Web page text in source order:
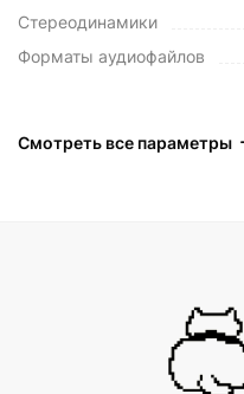
Стереодинамики
Форматы аудиофайлов
Смотреть все параметры